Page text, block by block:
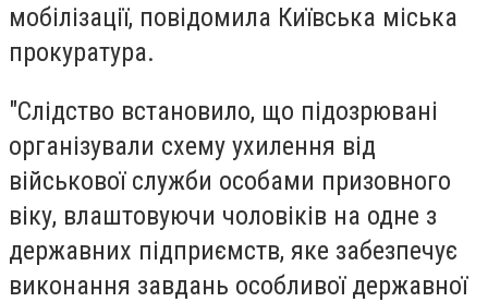
мобілізації, повідомила Київська міська
прокуратура.
"Слідство встановило, що підозрювані
організували схему ухилення від
військової служби особами призовного
віку, влаштовуючи чоловіків на одне з
державних підприємств, яке забезпечує
виконання завдань особливої державної